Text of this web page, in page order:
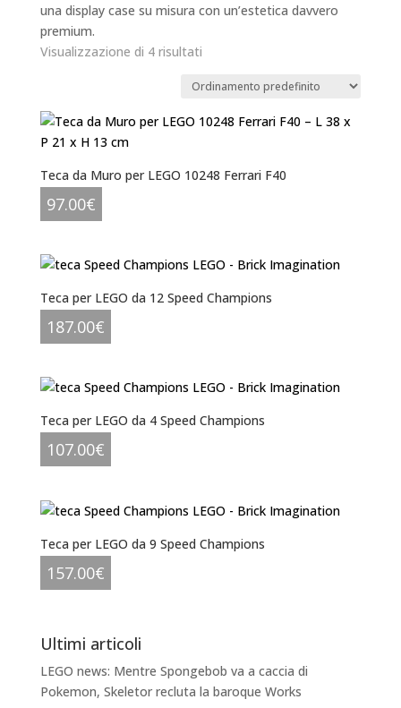
una display case su misura con un’estetica davvero
premium.
Visualizzazione di 4 risultati
Teca da Muro per LEGO 10248 Ferrari F40
97.00€
Teca per LEGO da 12 Speed Champions
187.00€
Teca per LEGO da 4 Speed Champions
107.00€
Teca per LEGO da 9 Speed Champions
157.00€
Ultimi articoli
LEGO news: Mentre Spongebob va a caccia di
Pokemon, Skeletor recluta la baroque Works